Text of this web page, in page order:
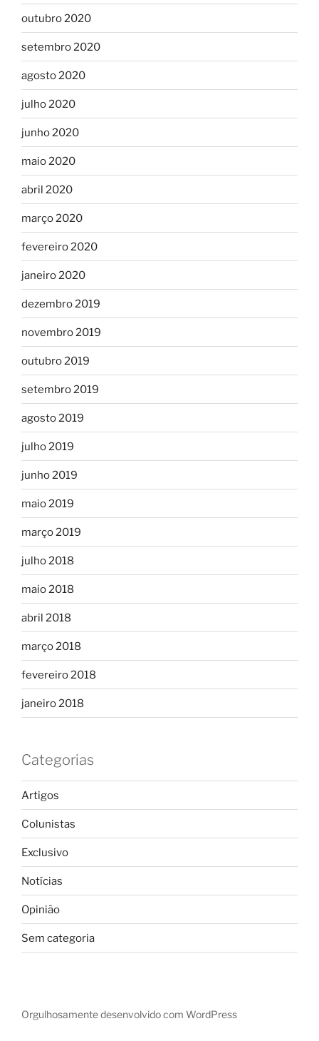
outubro 2020
setembro 2020
agosto 2020
julho 2020
junho 2020
maio 2020
abril 2020
março 2020
fevereiro 2020
janeiro 2020
dezembro 2019
novembro 2019
outubro 2019
setembro 2019
agosto 2019
julho 2019
junho 2019
maio 2019
março 2019
julho 2018
maio 2018
abril 2018
março 2018
fevereiro 2018
janeiro 2018
Categorias
Artigos
Colunistas
Exclusivo
Notícias
Opinião
Sem categoria
Orgulhosamente desenvolvido com WordPress